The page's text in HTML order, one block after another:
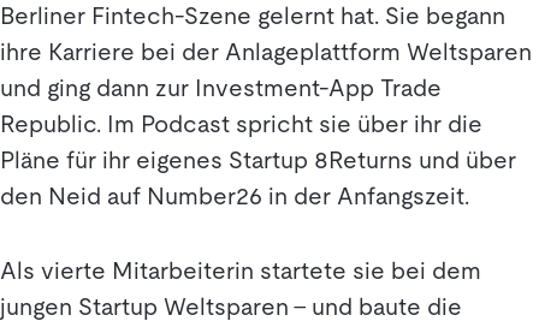
Berliner Fintech-Szene gelernt hat. Sie begann
ihre Karriere bei der Anlageplattform Weltsparen
und ging dann zur Investment-App Trade
Republic. Im Podcast spricht sie über ihr die
Pläne für ihr eigenes Startup 8Returns und über
den Neid auf Number26 in der Anfangszeit.
Als vierte Mitarbeiterin startete sie bei dem
jungen Startup Weltsparen – und baute die